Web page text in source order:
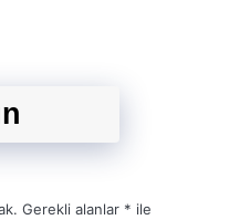
Gerekli alanlar * ile